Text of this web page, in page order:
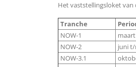
Het vaststellingsloket van
Tranche
NOW-1
NOW-2
juni t/
NOW-3.1